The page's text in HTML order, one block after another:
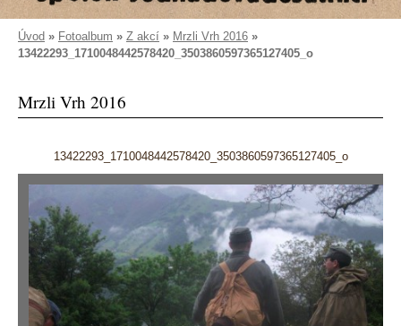
Úvod » Fotoalbum » Z akcí » Mrzli Vrh 2016 »
13422293_1710048442578420_3503860597365127405_o
Mrzli Vrh 2016
13422293_1710048442578420_3503860597365127405_o